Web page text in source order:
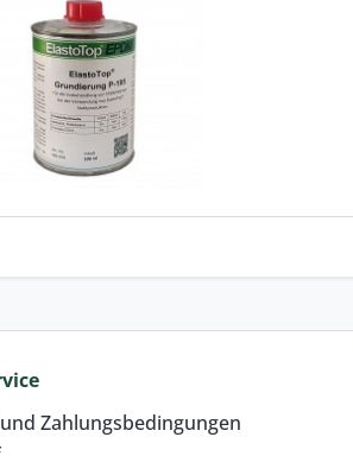
500 ml
0.5 Liter(€ 43,80 / 1 Liter)
Zahlungsbedingungen